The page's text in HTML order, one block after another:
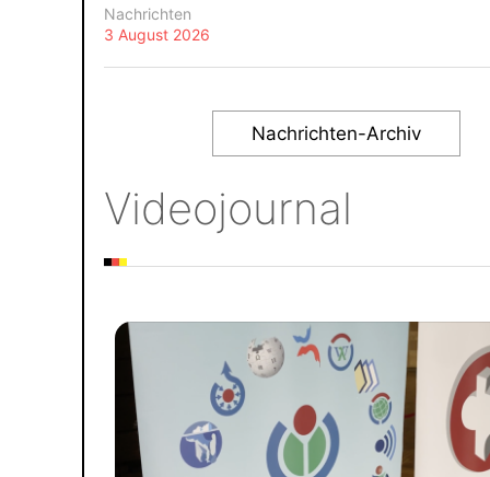
Nachrichten
3 August 2026
Nachrichten-Archiv
Videojournal